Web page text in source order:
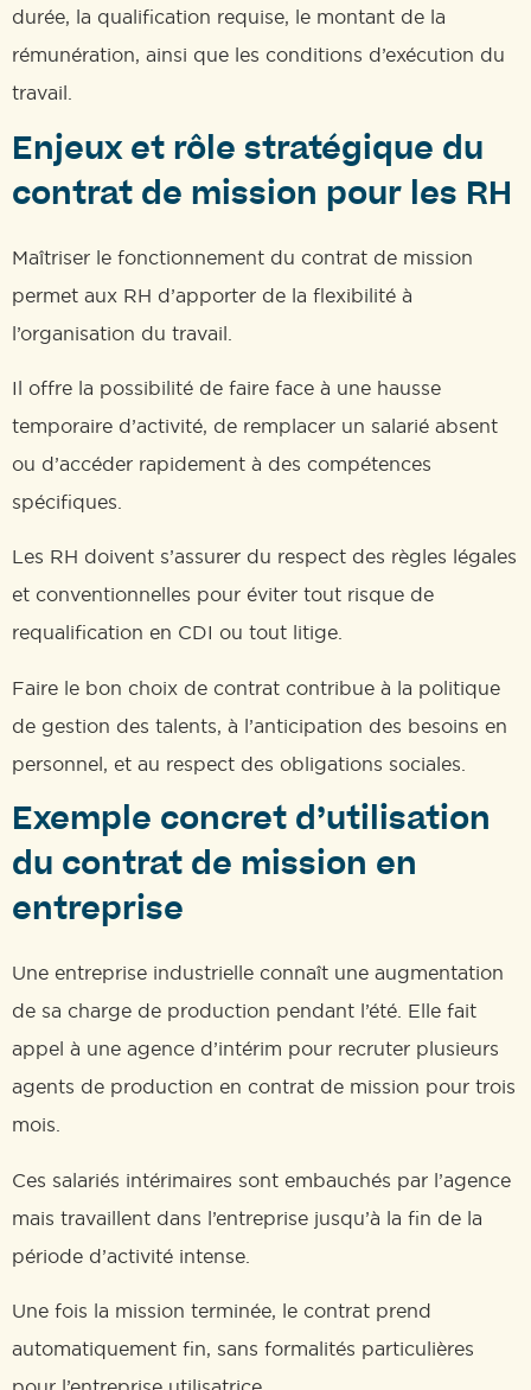
durée, la qualification requise, le montant de la
rémunération, ainsi que les conditions d’exécution du
travail.
Enjeux et rôle stratégique du
contrat de mission pour les RH
Maîtriser le fonctionnement du contrat de mission
permet aux RH d’apporter de la flexibilité à
l’organisation du travail.
Il offre la possibilité de faire face à une hausse
temporaire d’activité, de remplacer un salarié absent
ou d’accéder rapidement à des compétences
spécifiques.
Les RH doivent s’assurer du respect des règles légales
et conventionnelles pour éviter tout risque de
requalification en CDI ou tout litige.
Faire le bon choix de contrat contribue à la politique
de gestion des talents, à l’anticipation des besoins en
personnel, et au respect des obligations sociales.
Exemple concret d’utilisation
du contrat de mission en
entreprise
Une entreprise industrielle connaît une augmentation
de sa charge de production pendant l’été. Elle fait
appel à une agence d’intérim pour recruter plusieurs
agents de production en contrat de mission pour trois
mois.
Ces salariés intérimaires sont embauchés par l’agence
mais travaillent dans l’entreprise jusqu’à la fin de la
période d’activité intense.
Une fois la mission terminée, le contrat prend
automatiquement fin, sans formalités particulières